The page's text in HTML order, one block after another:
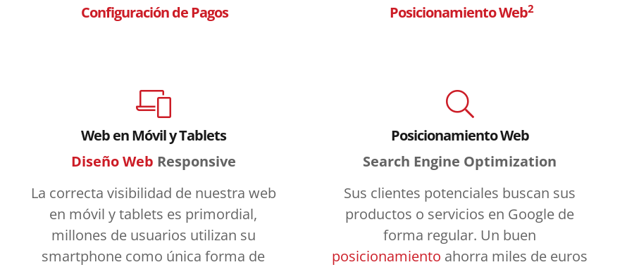
Configuración de Pagos Posicionamiento Web2
Web en Móvil y Tablets
Diseño Web Responsive
La correcta visibilidad de nuestra web
en móvil y tablets es primordial,
millones de usuarios utilizan su
smartphone como única forma de
Posicionamiento Web
Search Engine Optimization
Sus clientes potenciales buscan sus
productos o servicios en Google de
forma regular. Un buen
posicionamiento ahorra miles de euros